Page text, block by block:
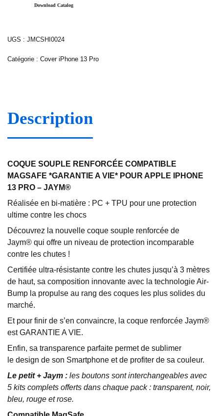
Download Catalog
UGS : JMCSHI0024
Catégorie : Cover iPhone 13 Pro
Description
COQUE SOUPLE RENFORCÉE COMPATIBLE
MAGSAFE *GARANTIE A VIE* POUR APPLE IPHONE
13 PRO – JAYM®
Réalisée en bi-matière : PC + TPU pour une protection
ultime contre les chocs
Découvrez la nouvelle coque souple renforcée de
Jaym® qui offre un niveau de protection incomparable
contre les chutes !
Certifiée ultra-résistante contre les chutes jusqu’à 3 mètres
de haut, sa composition innovante avec la technologie Air-
Bump la propulse au rang des coques les plus solides du
marché.
Et pour finir de s’en convaincre, la coque renforcée Jaym®
est GARANTIE A VIE.
Enfin, sa transparence parfaite permet de sublimer
le design de son Smartphone et de profiter de sa couleur.
Le petit + Jaym : les boutons sont interchangeables avec
5 kits complets offerts dans chaque pack : transparent, noir,
bleu, rouge et rose.